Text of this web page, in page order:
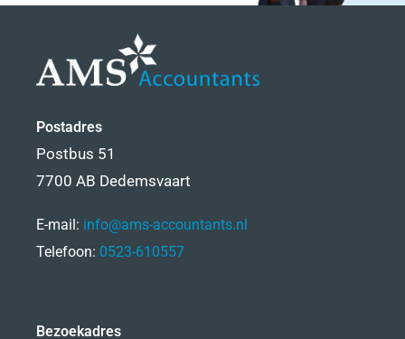
Postadres
Postbus 51
7700 AB Dedemsvaart
E-mail: info@ams-accountants.nl
Telefoon: 0523-610557
Bezoekadres